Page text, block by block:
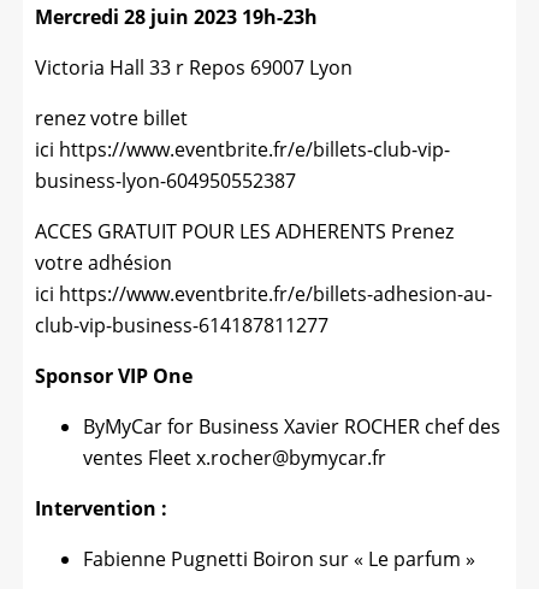
Mercredi 28 juin 2023 19h-23h
Victoria Hall 33 r Repos 69007 Lyon
renez votre billet
ici https://www.eventbrite.fr/e/billets-club-vip-
business-lyon-604950552387
ACCES GRATUIT POUR LES ADHERENTS Prenez
votre adhésion
ici https://www.eventbrite.fr/e/billets-adhesion-au-
club-vip-business-614187811277
Sponsor VIP One
ByMyCar for Business Xavier ROCHER chef des
ventes Fleet x.rocher@bymycar.fr
Intervention :
Fabienne Pugnetti Boiron sur « Le parfum »